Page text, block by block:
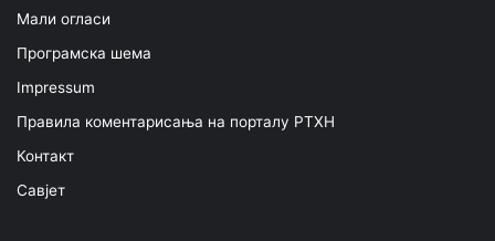
Мали огласи
Програмска шема
Impressum
Правила коментарисања на порталу РТХН
Контакт
Савјет